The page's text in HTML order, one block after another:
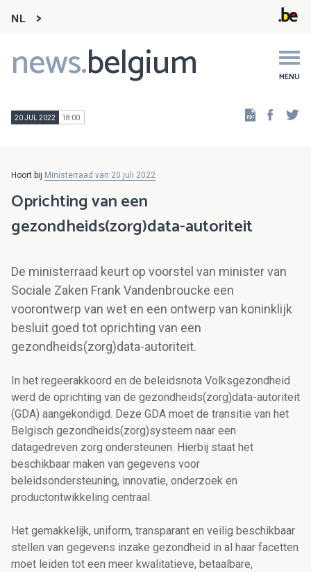
NL
news.belgium MENU
Main
navigation
20 JUL 2022 18:00
Hoort bij Ministerraad van 20 juli 2022
Oprichting van een
gezondheids(zorg)data-autoriteit
De ministerraad keurt op voorstel van minister van
Sociale Zaken Frank Vandenbroucke een
voorontwerp van wet en een ontwerp van koninklijk
besluit goed tot oprichting van een
gezondheids(zorg)data-autoriteit.
In het regeerakkoord en de beleidsnota Volksgezondheid
werd de oprichting van de gezondheids(zorg)data-autoriteit
(GDA) aangekondigd. Deze GDA moet de transitie van het
Belgisch gezondheids(zorg)systeem naar een
datagedreven zorg ondersteunen. Hierbij staat het
beschikbaar maken van gegevens voor
beleidsondersteuning, innovatie, onderzoek en
productontwikkeling centraal.
Het gemakkelijk, uniform, transparant en veilig beschikbaar
stellen van gegevens inzake gezondheid in al haar facetten
moet leiden tot een meer kwalitatieve, betaalbare,